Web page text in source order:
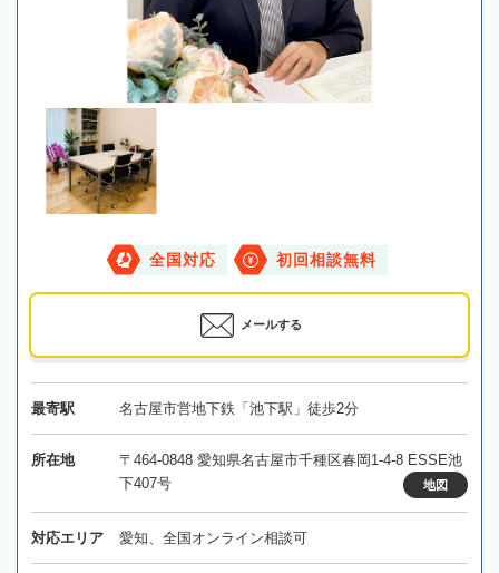
全国対応 初回相談無料
メールする
最寄駅 名古屋市営地下鉄「池下駅」徒歩2分
所在地
〒464-0848 愛知県名古屋市千種区春岡1-4-8 ESSE池
下407号
地図
対応エリア 愛知、全国オンライン相談可